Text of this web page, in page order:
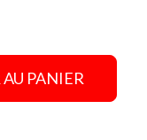
PANIER